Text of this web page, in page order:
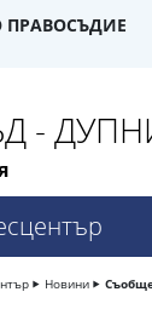
ПРАВОСЪДИЕ
-
Новини